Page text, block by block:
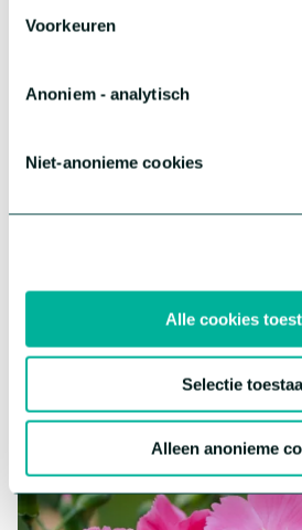
Voorkeuren
Anoniem - analytisch
Niet-anonieme cookies
Alle cookies
Selectie
Alleen anonieme
®
Stoer, gedurfd en echt uniek: maak
assortiment een leuke twist te geven!
eigen karakter, maar biedt dezelfde